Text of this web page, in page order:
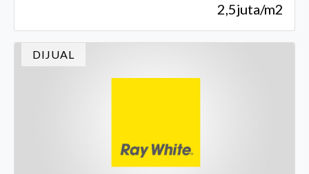
2,5juta/m2
DIJUAL